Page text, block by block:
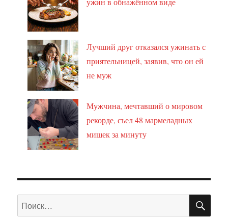
Лучший друг отказался ужинать с
приятельницей, заявив, что он ей
не муж
Мужчина, мечтавший о мировом
рекорде, съел 48 мармеладных
мишек за минуту
Искать: